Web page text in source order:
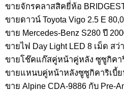
ขายจักรคลาสสิคยี่ห้อ
ขายดาวน์ Toyota Vigo 2.5 E
ขาย Mercedes-Benz S280 ปี
ขายไฟ Day Light LED 8 เม็ด ส
ขายโช๊คแก๊สคู่หน้าคู่หลัง ซูซูกิคา
ขายแหนบคู่หน้าหลังซูซูกิคาริเบี้
ขาย Alpine CDA-9886 กับ Pre-